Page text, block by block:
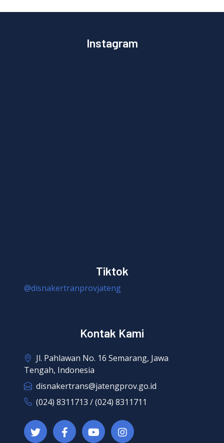
Instagram
Tiktok
@disnakertranprovjateng
Kontak Kami
Jl. Pahlawan No. 16 Semarang, Jawa
Tengah, Indonesia
disnakertrans@jatengprov.go.id
(024) 8311713 / (024) 8311711